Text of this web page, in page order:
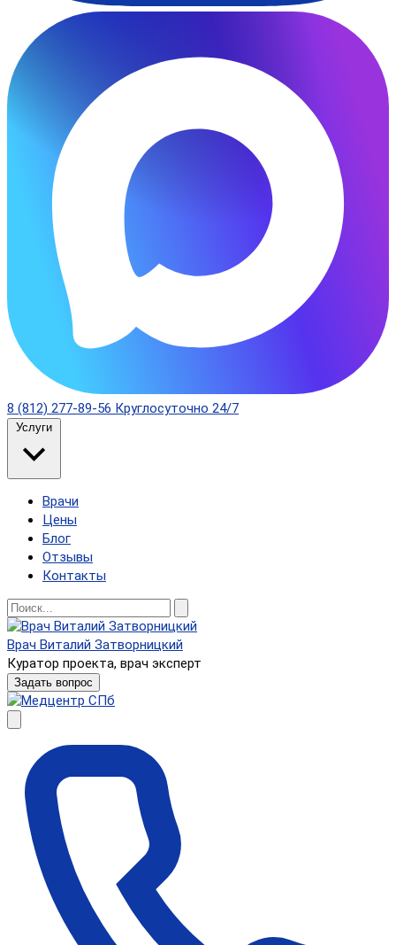
8 (812) 277-89-56 Круглосуточно 24/7
Услуги
Врачи
Цены
Блог
Отзывы
Контакты
Врач Виталий Затворницкий
Куратор проекта, врач эксперт
Задать вопрос